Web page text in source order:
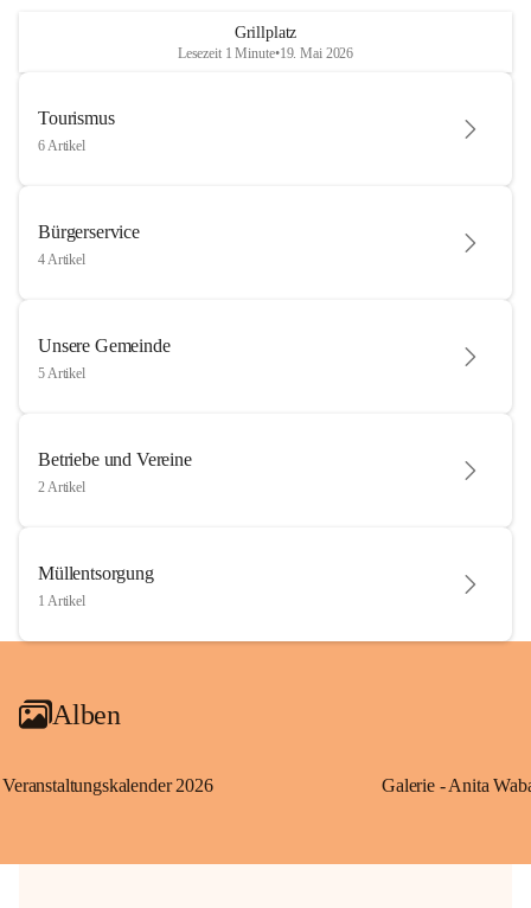
Grillplatz
Lesezeit 1 Minute•19. Mai 2026
Tourismus
6 Artikel
Bürgerservice
4 Artikel
Unsere Gemeinde
5 Artikel
Betriebe und Vereine
2 Artikel
Müllentsorgung
1 Artikel
Alben
Veranstaltungskalender 2026 Galerie - Anita